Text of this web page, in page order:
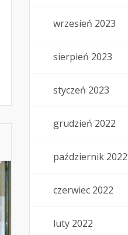
wrzesień 2023
sierpień 2023
styczeń 2023
grudzień 2022
październik 2022
czerwiec 2022
luty 2022